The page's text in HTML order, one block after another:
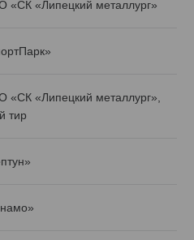
«Липецкий металлург»
«Липецкий металлург»,
тир